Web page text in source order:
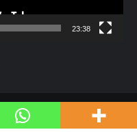
23:38
All rights reserved.